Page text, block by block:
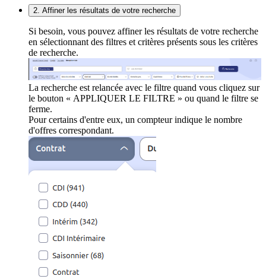
2. Affiner les résultats de votre recherche
Si besoin, vous pouvez affiner les résultats de votre recherche
en sélectionnant des filtres et critères présents sous les critères
de recherche.
La recherche est relancée avec le filtre quand vous cliquez sur
le bouton « APPLIQUER LE FILTRE » ou quand le filtre se
ferme.
Pour certains d'entre eux, un compteur indique le nombre
d'offres correspondant.